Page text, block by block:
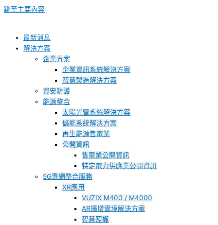
跳至主要內容
最新消息
解決方案
企業方案
企業資訊系統解決方案
智慧製造解決方案
資安防護
能源整合
太陽光電系統解決方案
儲能系統解決方案
再生能源售電業
公開資訊
售電業公開資訊
特定電力供應業公開資訊
5G專網整合服務
XR應用
VUZIX M400 / M4000
AR擴增實境解決方案
智慧照護